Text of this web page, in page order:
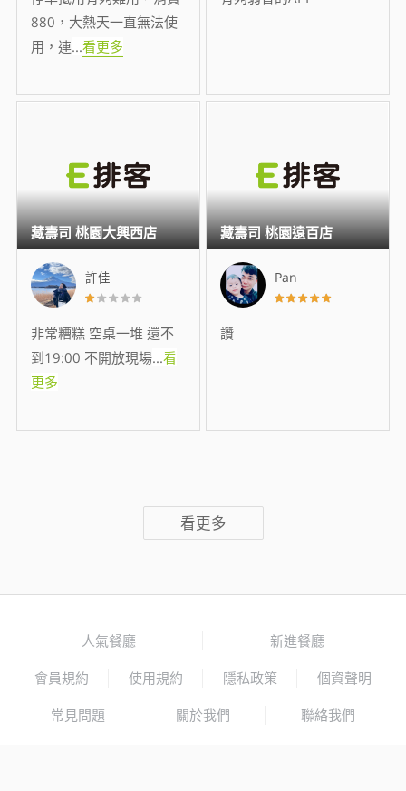
880，大熱天一直無法使
用，連...看更多
許佳
非常糟糕 空桌一堆 還不
到19:00 不開放現場...看
更多
藏壽司 桃園大興西店
Pan
讚
藏壽司 桃園遠百店
看更多
人氣餐廳 新進餐廳
會員規約 使用規約 隱私政策 個資聲明
常見問題 關於我們 聯絡我們